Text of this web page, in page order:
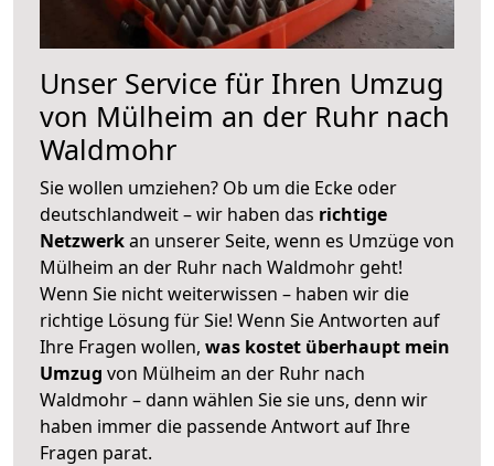
Unser Service für Ihren Umzug
von Mülheim an der Ruhr nach
Waldmohr
Sie wollen umziehen? Ob um die Ecke oder
deutschlandweit – wir haben das richtige
Netzwerkan unserer Seite, wenn es Umzüge von
Mülheim an der Ruhr nach Waldmohr geht!
Wenn Sie nicht weiterwissen – haben wir die
richtige Lösung für Sie! Wenn Sie Antworten auf
Ihre Fragen wollen, was kostet überhaupt mein
Umzug von Mülheim an der Ruhr nach
Waldmohr – dann wählen Sie sie uns, denn wir
haben immer die passende Antwort auf Ihre
Fragen parat.